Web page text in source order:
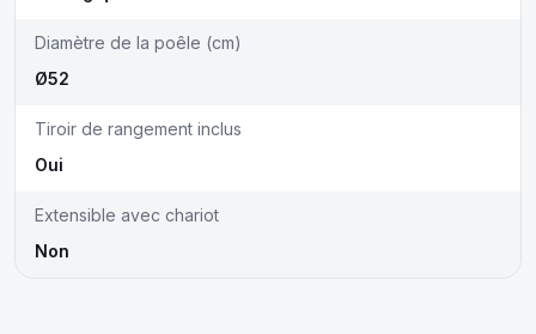
Diamètre de la poêle (cm)
Ø52
Tiroir de rangement inclus
Oui
Extensible avec chariot
Non